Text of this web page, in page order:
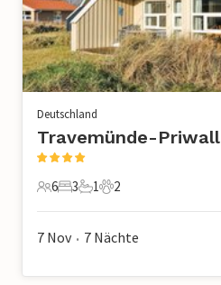
Deutschland
Travemünde-Priwall
6 Gäste
6
3 Schlafzimmer
3
1 Badezimmer
1
2 Haustiere
2
7 Nov • 7 Nächte